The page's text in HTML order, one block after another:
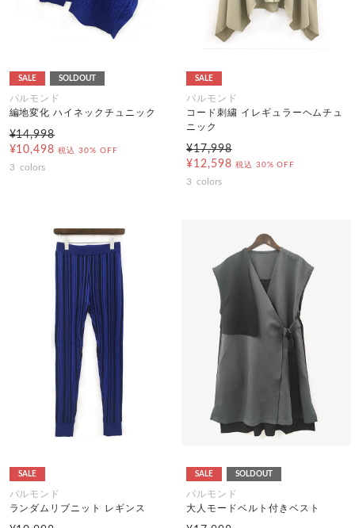
SALE SOLDOUT
パルモンド
編地変化 ハイネックチュニック
¥14,998
¥10,498 税込 30% OFF
3 colors
SALE
パルモンド
コード刺繍 イレギュラーヘムチュ
ニック
¥17,998
¥12,598 税込 30% OFF
3 colors
SALE
パルモンド
ランダムリブニット レギンス
SALE SOLDOUT
パルモンド
大人モードベルト付きベスト